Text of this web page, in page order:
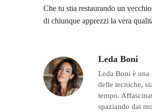
Che tu stia restaurando un
di chiunque apprezzi la vera
Leda Boni
Leda Boni è una
delle tecniche,
tempo.
spaziando dai